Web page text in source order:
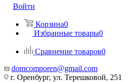
Войти
Корзина0
Избранные товары0
Сравнение товаров0
domcomporen@gmail.com
г. Оренбург, ул. Терешковой, 251